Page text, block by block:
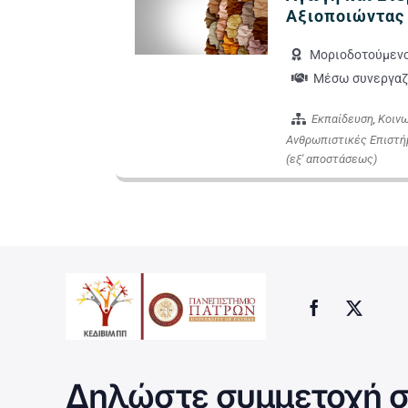
Μέσω
Εκπαίδευση,
Ανθρωπιστικές
(εξ' αποστάσεως)
Δηλώστε συμμετοχή